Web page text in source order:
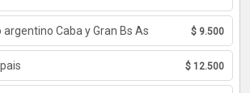
Caba y Gran Bs As $ 9.500
$ 12.500